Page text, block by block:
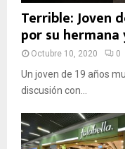
Terrible: Joven
por su hermana
Octubre 10, 2020 0
Un joven de 19 años
discusión con...